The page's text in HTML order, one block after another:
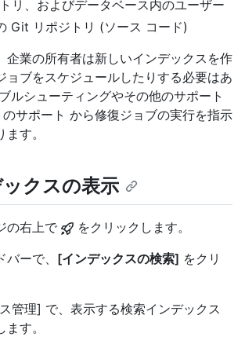
リ、およびデータベース内のユーザー
Git リポジトリ (ソース コード)
企業の所有者は新しいインデックスを作
ョブをスケジュールしたりする必要はあ
ルシューティングやその他のサポート
サポート から修復ジョブの実行を指示
す。
クスの表示
の右上で
をクリックします。
ーで、 [インデックスの検索] をクリ
管理] で、表示する検索インデックス
す。